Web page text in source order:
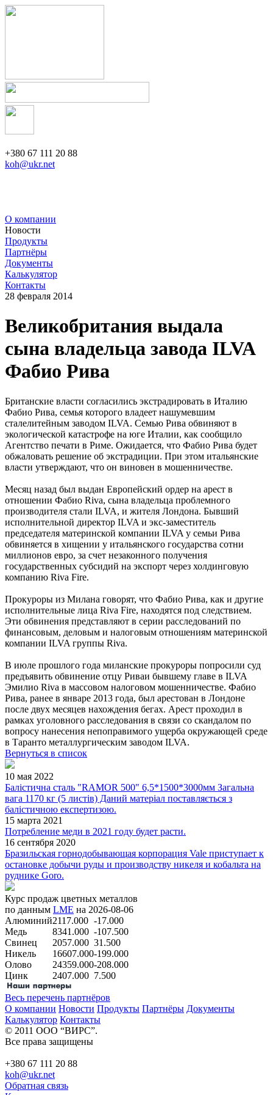
+380 67 111 20 88
koh@ukr.net
О компании
Новости
Продукты
Партнёры
Документы
Калькулятор
Контакты
28 февраля 2014
Великобритания выдала
сына владельца завода ILVA
Фабио Рива
Британские власти согласились экстрадировать в Италию
Фабио Рива, семья которого владеет нашумевшим
сталелитейным заводом ILVA. Семью Рива обвиняют в
экологической катастрофе на юге Италии, как сообщило
Агентство печати в Риме. Ожидается, что Фабио Рива будет
обжаловать решение об экстрадиции. При этом итальянские
власти утверждают, что он виновен в мошенничестве.
Месяц назад был выдан Европейский ордер на арест в
отношении Фабио Riva, сына владельца проблемного
производителя стали ILVA, и жителя Лондона. Бывший
исполнительной директор ILVA и экс-заместитель
председателя материнской компании ILVA у семьи Рива
обвиняется в хищении у итальянского государства сотни
миллионов евро, за счет незаконного получения
государственных субсидий на экспорт через холдинговую
компанию Riva Fire.
Прокуроры из Милана говорят, что Фабио Рива, как и другие
исполнительные лица Riva Fire, находятся под следствием.
Эти обвинения представляют в серии расследований по
финансовым, деловым и налоговым отношениям материнской
компании ILVA группы Riva.
В июле прошлого года миланские прокуроры попросили суд
предъявить обвинение отцу Риваи бывшему главе в ILVA
Эмилио Riva в массовом налоговом мошенничестве. Фабио
Рива, ранее в январе 2013 года, был арестован в Лондоне
после двух месяцев нахождения бегах. Арест проходил в
рамках уголовного расследования в связи со скандалом по
вопросу нанесения непоправимого ущерба окружающей среде
в Таранто металлургическим заводом ILVA.
Вернуться в список
10 мая 2022
Балістична сталь "RAMOR 500" 6,5*1500*3000мм Загальна
вага 1170 кг (5 листів) Даний матеріал поставляється з
балістичною експертизою.
15 марта 2021
Потребление меди в 2021 году будет расти.
16 сентября 2020
Бразильская горнодобывающая корпорация Vale приступает к
остановке добычи руды и производству никеля и кобальта на
руднике Goro.
Курс продаж цветных металлов
по данным LME на 2026-08-06
Алюминий2117.000 -17.000
Медь
8341.000 -107.500
Свинец
2057.000 31.500
Никель
16607.000-199.000
Олово
24359.000-208.000
Цинк
2407.000 7.500
Весь перечень партнёров
О компании Новости Продукты Партнёры Документы
Калькулятор Контакты
© 2011 ООО “ВИРС”.
Все права защищены
+380 67 111 20 88
koh@ukr.net
Обратная связь